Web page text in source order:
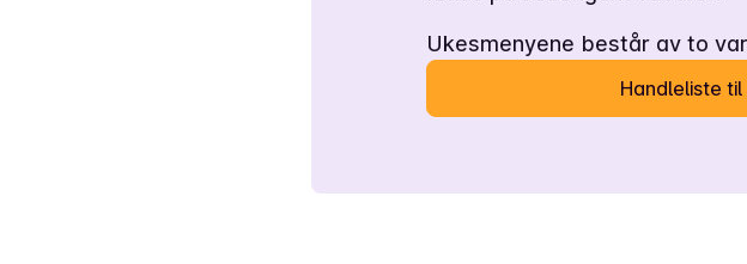
Ukesmenyene består av to
Handleliste